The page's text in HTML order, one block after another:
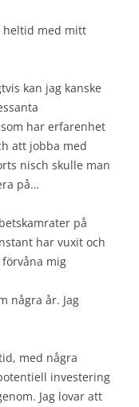
heltid med mitt
kan jag kanske
har erfarenhet
att jobba med
nisch skulle man
på…
på
har vuxit och
mig
några år. Jag
med några
investering
Jag lovar att